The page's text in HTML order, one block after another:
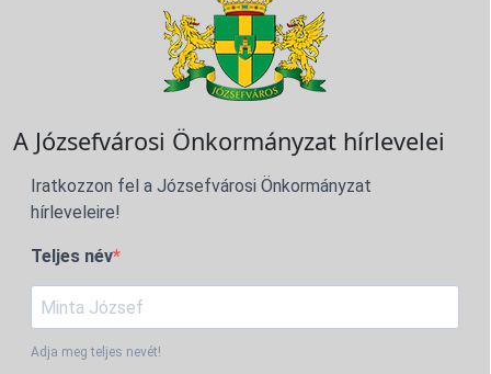
A Józsefvárosi Önkormányzat hírlevelei
Iratkozzon fel a Józsefvárosi Önkormányzat
hírleveleire!
Teljes név
Adja meg teljes nevét!